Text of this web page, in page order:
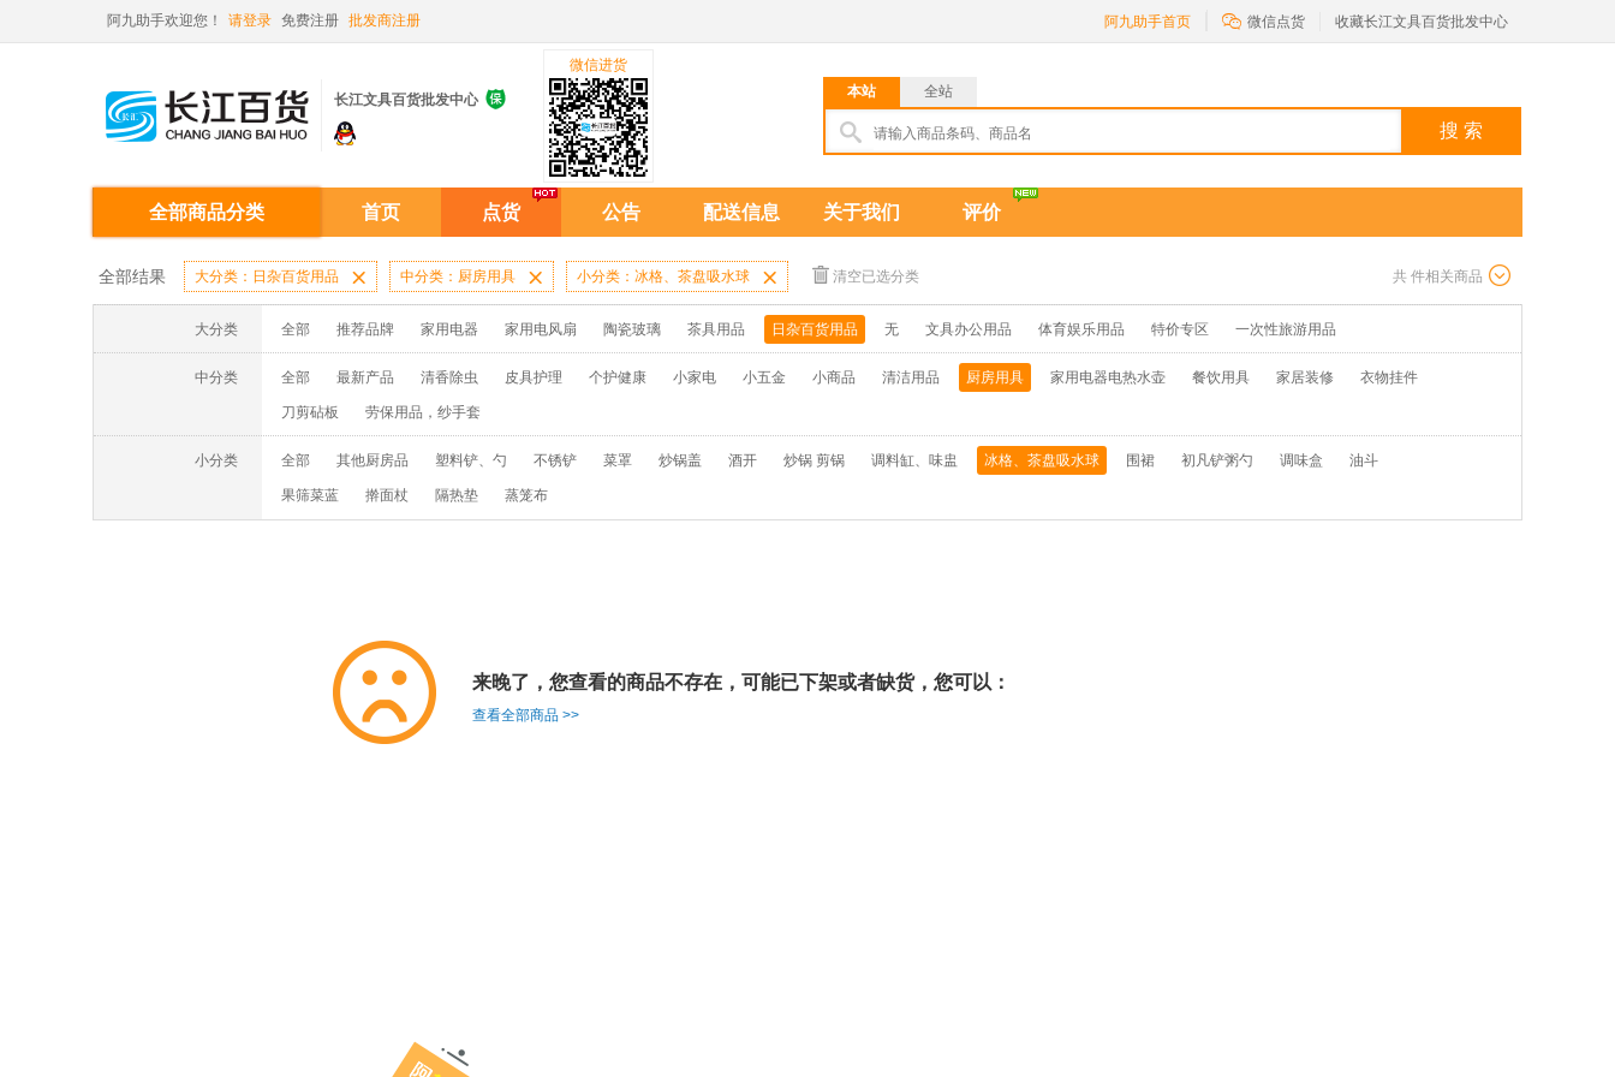
阿九助手欢迎您！ 请登录 免费注册 批发商注册 阿九助手首页  微信点货 收藏长江文具百货批发中心
长江文具百货批发中心 
微信进货
本站
全站
搜 索
全部商品分类 首页 点货 公告 配送信息 关于我们 评价
全部结果 大分类：日杂百货用品  中分类：厨房用具  小分类：冰格、茶盘吸水球  清空已选分类 共 件相关商品
大分类 全部 推荐品牌 家用电器 家用电风扇 陶瓷玻璃 茶具用品 日杂百货用品 无 文具办公用品 体育娱乐用品 特价专区 一次性旅游用品
中分类 全部 最新产品 清香除虫 皮具护理 个护健康 小家电 小五金 小商品 清洁用品 厨房用具 家用电器电热水壶 餐饮用具 家居装修 衣物挂件
刀剪砧板 劳保用品，纱手套
小分类 全部 其他厨房品 塑料铲、勺 不锈铲 菜罩 炒锅盖 酒开 炒锅 剪锅 调料缸、味盅 冰格、茶盘吸水球 围裙 初凡铲粥勺 调味盒 油斗
果筛菜蓝 擀面杖 隔热垫 蒸笼布
来晚了，您查看的商品不存在，可能已下架或者缺货，您可以：
查看全部商品 >>